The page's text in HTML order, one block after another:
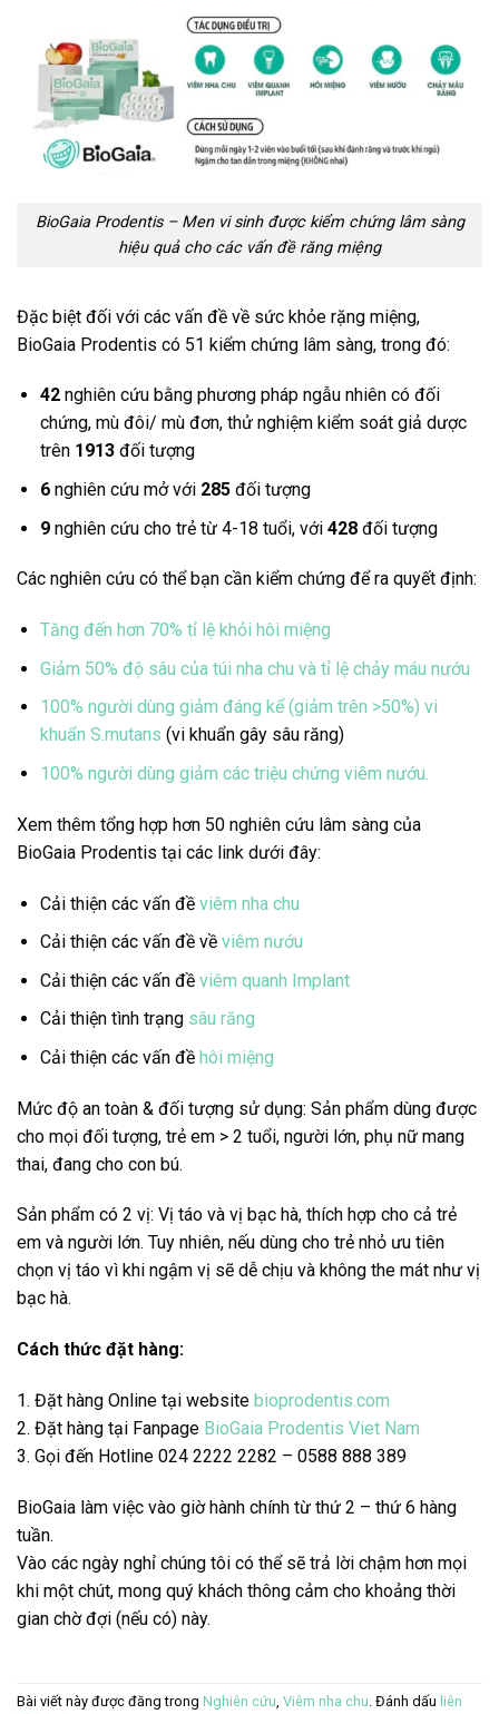
BioGaia Prodentis – Men vi sinh được kiểm chứng lâm sàng
hiệu quả cho các vấn đề răng miệng
Đặc biệt đối với các vấn đề về sức khỏe rặng miệng,
BioGaia Prodentis có 51 kiểm chứng lâm sàng, trong đó:
42nghiên cứu bằng phương pháp ngẫu nhiên có đối
chứng, mù đôi/ mù đơn, thử nghiệm kiểm soát giả dược
trên 1913 đối tượng
6nghiên cứu mở với 285đối tượng
9nghiên cứu cho trẻ từ 4-18 tuổi, với 428 đối tượng
Các nghiên cứu có thể bạn cần kiểm chứng để ra quyết định:
Tăng đến hơn 70% tỉ lệ khỏi hôi miệng
Giảm 50% độ sâu của túi nha chu và tỉ lệ chảy máu nướu
100% người dùng giảm đáng kể (giảm trên >50%) vi
khuẩn S.mutans (vi khuẩn gây sâu răng)
100% người dùng giảm các triệu chứng viêm nướu.
Xem thêm tổng hợp hơn 50 nghiên cứu lâm sàng của
BioGaia Prodentis tại các link dưới đây:
Cải thiện các vấn đề viêm nha chu
Cải thiện các vấn đề về viêm nướu
Cải thiện các vấn đề viêm quanh Implant
Cải thiện tình trạng sâu răng
Cải thiện các vấn đề hôi miệng
Mức độ an toàn & đối tượng sử dụng: Sản phẩm dùng được
cho mọi đối tượng, trẻ em > 2 tuổi, người lớn, phụ nữ mang
thai, đang cho con bú.
Sản phẩm có 2 vị: Vị táo và vị bạc hà, thích hợp cho cả trẻ
em và người lớn. Tuy nhiên, nếu dùng cho trẻ nhỏ ưu tiên
chọn vị táo vì khi ngậm vị sẽ dễ chịu và không the mát như vị
bạc hà.
Cách thức đặt hàng:
1. Đặt hàng Online tại website bioprodentis.com
2. Đặt hàng tại Fanpage BioGaia Prodentis Viet Nam
3. Gọi đến Hotline 024 2222 2282 – 0588 888 389
BioGaia làm việc vào giờ hành chính từ thứ 2 – thứ 6 hàng
tuần.
Vào các ngày nghỉ chúng tôi có thể sẽ trả lời chậm hơn mọi
khi một chút, mong quý khách thông cảm cho khoảng thời
gian chờ đợi (nếu có) này.
Bài viết này được đăng trong Nghiên cứu, Viêm nha chu. Đánh dấu liên